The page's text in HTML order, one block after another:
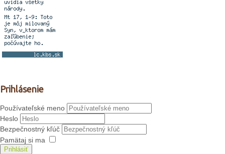
Prihlásenie
Používateľské meno
Heslo
Bezpečnostný kľúč
Pamätaj si ma
Prihlásiť